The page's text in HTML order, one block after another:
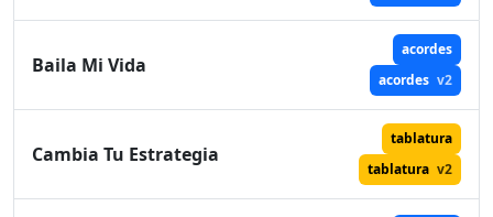
Baila Mi Vida
acordes
acordes v2
Cambia Tu Estrategia
tablatura
tablatura v2